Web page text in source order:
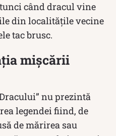
când dracul vine
din localităţile vecine
tac brusc.
mișcării
nu prezintă
legendei fiind, de
de mărirea sau